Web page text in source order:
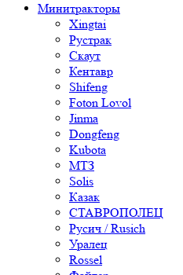
Минитракторы
Xingtai
Рустрак
Скаут
Кентавр
Shifeng
Foton Lovol
Jinma
Dongfeng
Kubota
МТЗ
Solis
Казак
СТАВРОПОЛЕЦ
Русич / Rusich
Уралец
Rossel